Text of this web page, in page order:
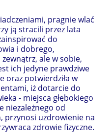
pragnie wlać
ją stracili przez lata
do
i dobrego,
ale w sobie,
ich jedyne prawdziwe
oraz potwierdziła w
iż dotarcie do
- miejsca głębokiego
niezależnego od
przynosi uzdrowienie na
zdrowie fizyczne.